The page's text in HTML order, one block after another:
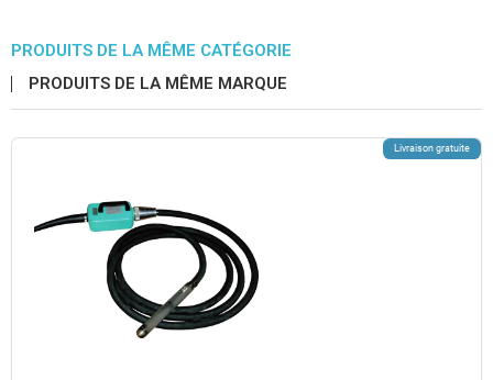
PRODUITS DE LA MÊME CATÉGORIE
PRODUITS DE LA MÊME MARQUE
Livraison gratuite